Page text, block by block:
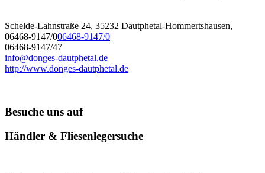
Schelde-Lahnstraße 24, 35232 Dautphetal-Hommertshausen,
06468-9147/006468-9147/0
06468-9147/47
info@donges-dautphetal.de
http://www.donges-dautphetal.de
Besuche uns auf
Händler & Fliesenlegersuche